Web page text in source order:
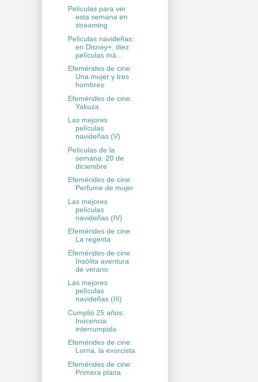
Películas para ver
esta semana en
streaming
Películas navideñas:
en Disney+, diez
películas má...
Efemérides de cine:
Una mujer y tres
hombres
Efemérides de cine:
Yakuza
Las mejores
películas
navideñas (V)
Películas de la
semana: 20 de
diciembre
Efemérides de cine:
Perfume de mujer
Las mejores
películas
navideñas (IV)
Efemérides de cine:
La regenta
Efemérides de cine:
Insólita aventura
de verano
Las mejores
películas
navideñas (III)
Cumplió 25 años:
Inocencia
interrumpida
Efemérides de cine:
Lorna, la exorcista
Efemérides de cine:
Primera plana